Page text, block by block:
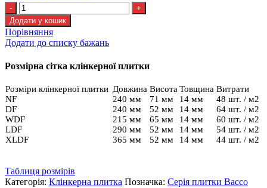
Kлінкерна
плитка
Feldhaus
R
980
NF14
кількість
Додати у кошик
Порівняння
Додати до списку бажань
Розмірна сітка клінкерної плитки
Розміри клінкерної плитки Довжина ВисотаТовщина Витрати
NF
240 мм 71 мм 14 мм
48 шт. / м2
DF
240 мм 52 мм 14 мм
64 шт. / м2
WDF
215 мм 65 мм 14 мм
60 шт. / м2
LDF
290 мм 52 мм 14 мм
54 шт. / м2
XLDF
365 мм 52 мм 14 мм 44 шт. / м2
Таблиця розмірів
Категорія: Клінкерна плитка Позначка: Серія плитки Bacco